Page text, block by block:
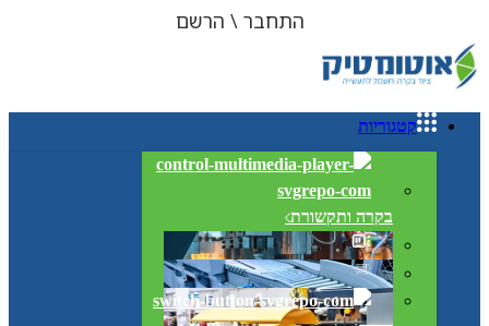
התחבר \ הרשם
קטגוריות
בקרה ותקשורת
מפסקי גבול וחיישנים
בקרת מנועים